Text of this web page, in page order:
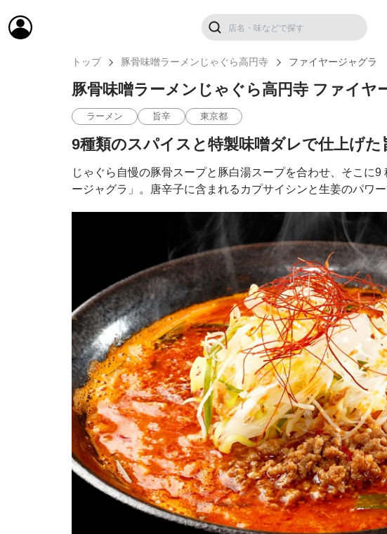
トップ 豚骨味噌ラーメンじゃぐら高円寺 ファイヤージャグラ
豚骨味噌ラーメンじゃぐら高円寺 ファイヤ
ラーメン 旨辛 東京都
9種類のスパイスと特製味噌ダレで仕上げた
じゃぐら自慢の豚骨スープと豚白湯スープを合わせ、そこに
ージャグラ」。唐辛子に含まれるカプサイシンと生姜のパワ